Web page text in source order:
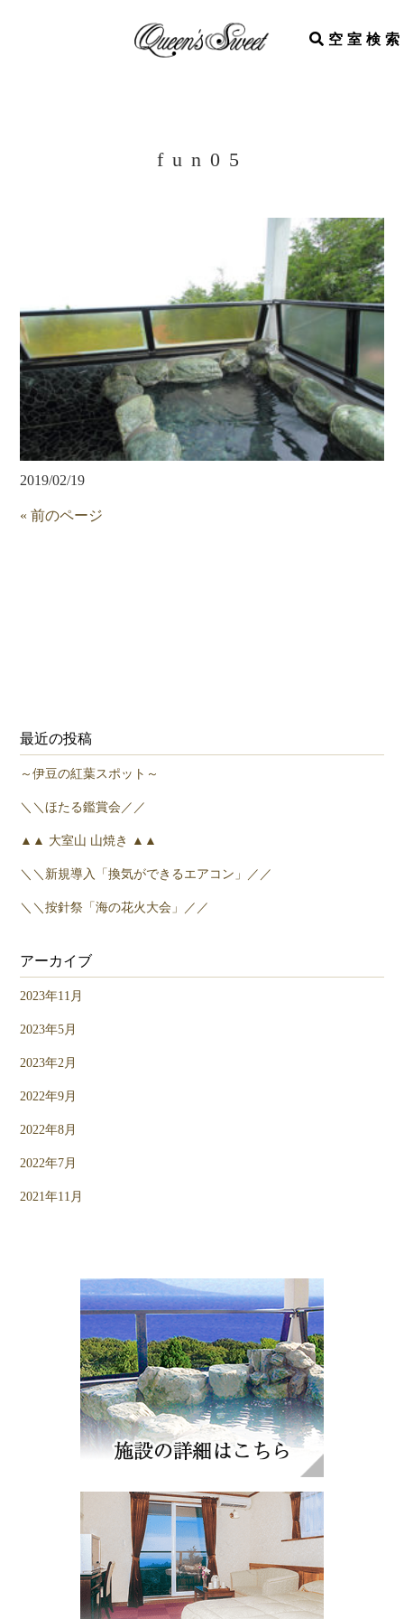
空室検索
fun05
2019/02/19
« 前のページ
最近の投稿
～伊豆の紅葉スポット～
＼＼ほたる鑑賞会／／
▲▲ 大室山 山焼き ▲▲
＼＼新規導入「換気ができるエアコン」／／
＼＼按針祭「海の花火大会」／／
アーカイブ
2023年11月
2023年5月
2023年2月
2022年9月
2022年8月
2022年7月
2021年11月